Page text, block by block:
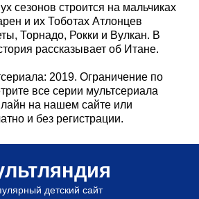
сезонов строится на мальчиках
и их Тоботах Атлонцев
Торнадо, Рокки и Вулкан. В
рассказывает об Итане.
2019. Ограничение по
все серии мультсериала
на нашем сайте или
и без регистрации.
детский сайт